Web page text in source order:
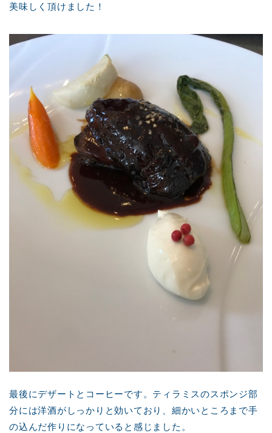
美味しく頂けました！
最後にデザートとコーヒーです。ティラミスのスポンジ部
分には洋酒がしっかりと効いており、細かいところまで手
の込んだ作りになっていると感じました。